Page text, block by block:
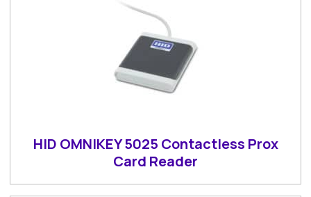
HID OMNIKEY 5025 Contactless Prox
Card Reader